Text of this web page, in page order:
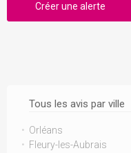
Tous les avis par ville
Orléans
Fleury-les-Aubrais
Créer une alerte